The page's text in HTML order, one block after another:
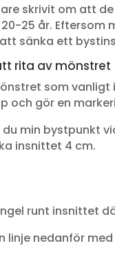
skrivit om att
25 år. Eftersom
sänka ett
rita av mönstret
som
och gör en
du min bystpunkt
insnittet 4 cm.
runt insnittet
linje nedanför